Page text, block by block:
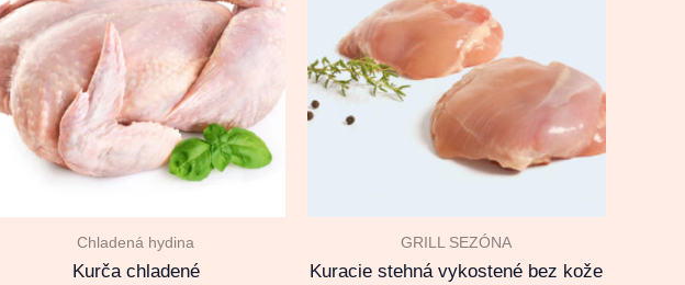
Chladená hydina
Kurča chladené
GRILL SEZÓNA
Kuracie stehná vykostené bez kože